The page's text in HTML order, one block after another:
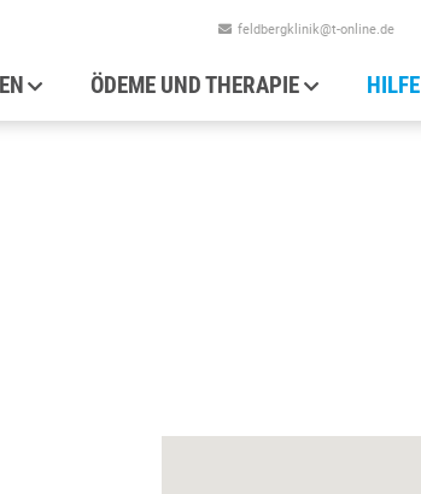
ÖDEME UND THERAPIE
feldbergklinik@t-online.de